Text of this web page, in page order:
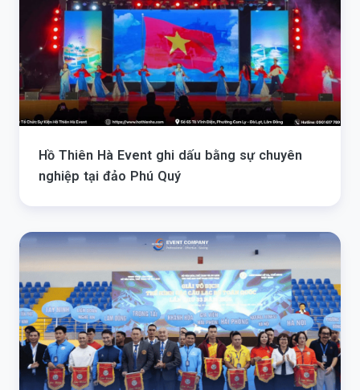
Hồ Thiên Hà Event ghi dấu bằng sự chuyên
nghiệp tại đảo Phú Quý